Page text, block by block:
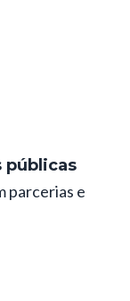
públicas
parcerias e